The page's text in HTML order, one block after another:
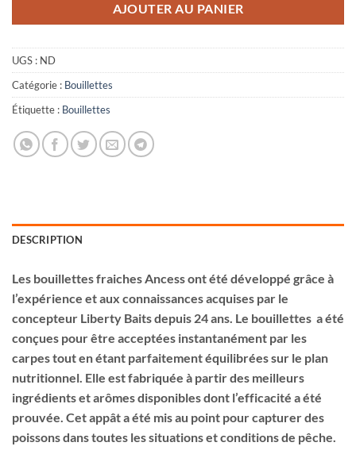
AJOUTER AU PANIER
UGS : ND
Catégorie : Bouillettes
Étiquette : Bouillettes
DESCRIPTION
Les bouillettes fraiches Ancess ont été développé grâce à
l’expérience et aux connaissances acquises par le
concepteur Liberty Baits depuis 24 ans. Le bouillettes a été
conçues pour être acceptées instantanément par les
carpes tout en étant parfaitement équilibrées sur le plan
nutritionnel. Elle est fabriquée à partir des meilleurs
ingrédients et arômes disponibles dont l’efficacité a été
prouvée. Cet appât a été mis au point pour capturer des
poissons dans toutes les situations et conditions de pêche.